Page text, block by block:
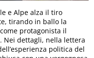
e Alpe alza il tiro
tirando in ballo la
protagonista il
Nei dettagli, nella lettera
politica del